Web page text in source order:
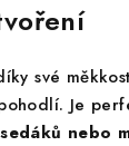
své
Je
nebo